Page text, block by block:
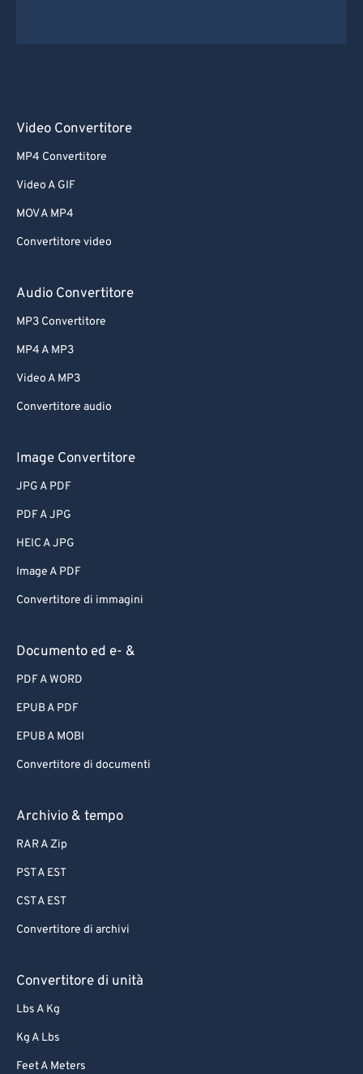
Video Convertitore
MP4 Convertitore
Video A GIF
MOV A MP4
Convertitore video
Audio Convertitore
MP3 Convertitore
MP4 A MP3
Video A MP3
Convertitore audio
Image Convertitore
JPG A PDF
PDF A JPG
HEIC A JPG
Image A PDF
Convertitore di immagini
Documento ed e- &
PDF A WORD
EPUB A PDF
EPUB A MOBI
Convertitore di documenti
Archivio & tempo
RAR A Zip
PST A EST
CST A EST
Convertitore di archivi
Convertitore di unità
Lbs A Kg
Kg A Lbs
Feet A Meters